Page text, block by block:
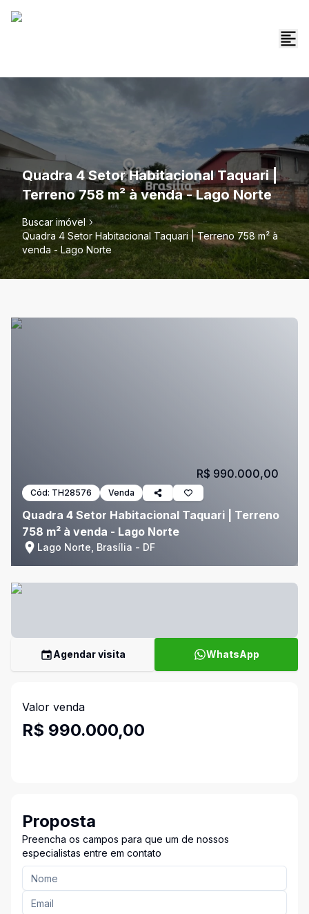
Quadra 4 Setor Habitacional Taquari |
Terreno 758 m² à venda - Lago Norte
Buscar imóvel
Quadra 4 Setor Habitacional Taquari | Terreno 758 m² à
venda - Lago Norte
Cód: TH28576 Venda
Quadra 4 Setor Habitacional Taquari | Terreno
758 m² à venda - Lago Norte
Lago Norte, Brasília - DF
R$ 990.000,00
Agendar visita WhatsApp
Valor venda
R$ 990.000,00
Proposta
Preencha os campos para que um de nossos
especialistas entre em contato